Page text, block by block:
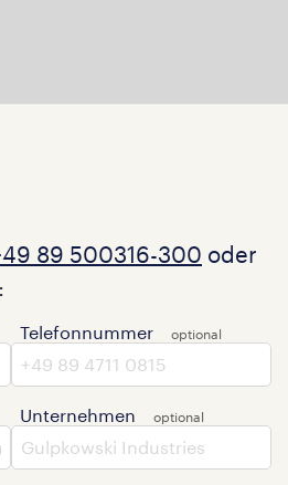
89 500316-300 oder
Telefonnummer
Unternehmen